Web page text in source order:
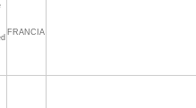
FRANCIA